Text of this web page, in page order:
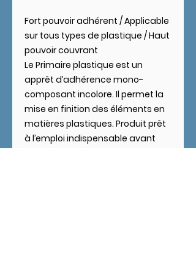
Fort pouvoir adhérent / Applicable
sur tous types de plastique / Haut
pouvoir couvrant
Le Primaire plastique est un
apprêt d’adhérence mono-
composant incolore. Il permet la
mise en finition des éléments en
matières plastiques. Produit prêt
à l’emploi indispensable avant